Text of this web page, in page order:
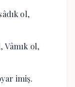
ol,
ol,
imiş.